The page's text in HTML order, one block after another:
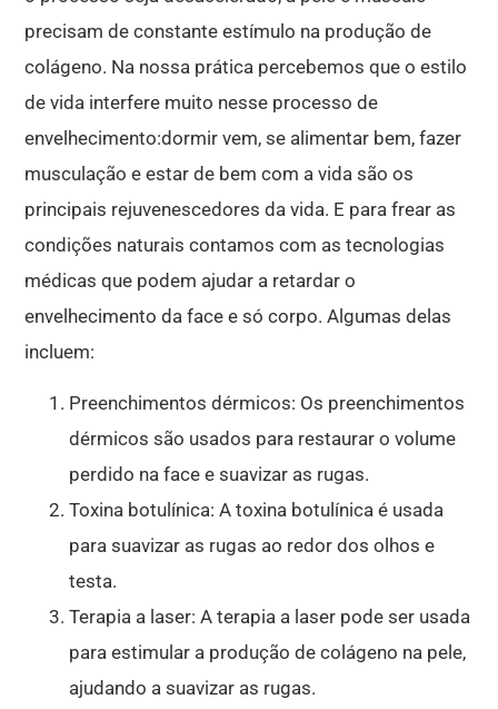
precisam de constante estímulo na produção de
colágeno. Na nossa prática percebemos que o estilo
de vida interfere muito nesse processo de
envelhecimento:dormir vem, se alimentar bem, fazer
musculação e estar de bem com a vida são os
principais rejuvenescedores da vida. E para frear as
condições naturais contamos com as tecnologias
médicas que podem ajudar a retardar o
envelhecimento da face e só corpo. Algumas delas
incluem:
Preenchimentos dérmicos: Os preenchimentos
dérmicos são usados para restaurar o volume
perdido na face e suavizar as rugas.
Toxina botulínica: A toxina botulínica é usada
para suavizar as rugas ao redor dos olhos e
testa.
Terapia a laser: A terapia a laser pode ser usada
para estimular a produção de colágeno na pele,
ajudando a suavizar as rugas.